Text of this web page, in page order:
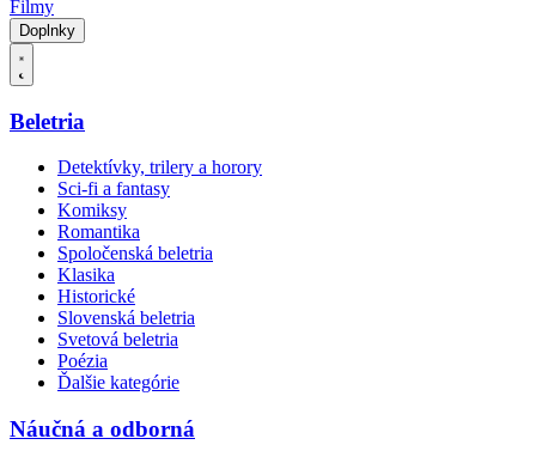
Filmy
Doplnky
Beletria
Detektívky, trilery a horory
Sci-fi a fantasy
Komiksy
Romantika
Spoločenská beletria
Klasika
Historické
Slovenská beletria
Svetová beletria
Poézia
Ďalšie kategórie
Náučná a odborná